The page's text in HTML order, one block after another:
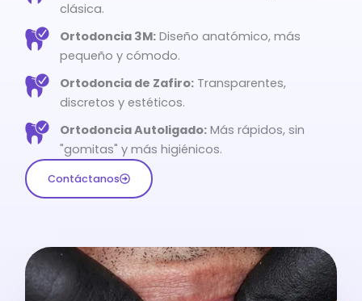
clásica.
Ortodoncia 3M:Diseño anatómico, más
pequeño y cómodo.
Ortodoncia de Zafiro:Transparentes,
discretos y estéticos.
Ortodoncia Autoligado:Más rápidos, sin
"gomitas" y más higiénicos.
Contáctanos